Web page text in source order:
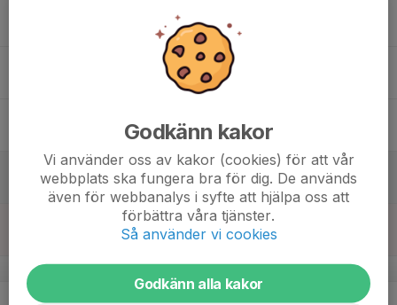
Ålidenskolans Gymnastiksal. Östertorpsv.6
v.8
Godkänn kakor
Vi använder oss av kakor (cookies) för att vår
webbplats ska fungera bra för dig. De används
även för webbanalys i syfte att hjälpa oss att
förbättra våra tjänster.
Så använder vi cookies
Godkänn alla kakor